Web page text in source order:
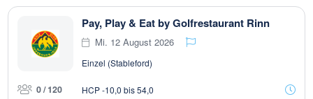
Pay, Play & Eat by Golfrestaurant Rinn
Mi. 12 August 2026
Einzel (Stableford)
0 / 120 HCP -10,0 bis 54,0